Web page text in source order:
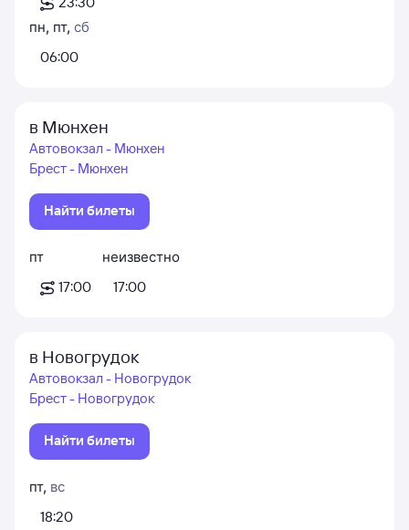
пн, пт, сб
06:00
в Мюнхен
Автовокзал - Мюнхен
Брест - Мюнхен
Найти билеты
пт
17:00
неизвестно
17:00
в Новогрудок
Автовокзал - Новогрудок
Брест - Новогрудок
Найти билеты
пт, вс
18:20